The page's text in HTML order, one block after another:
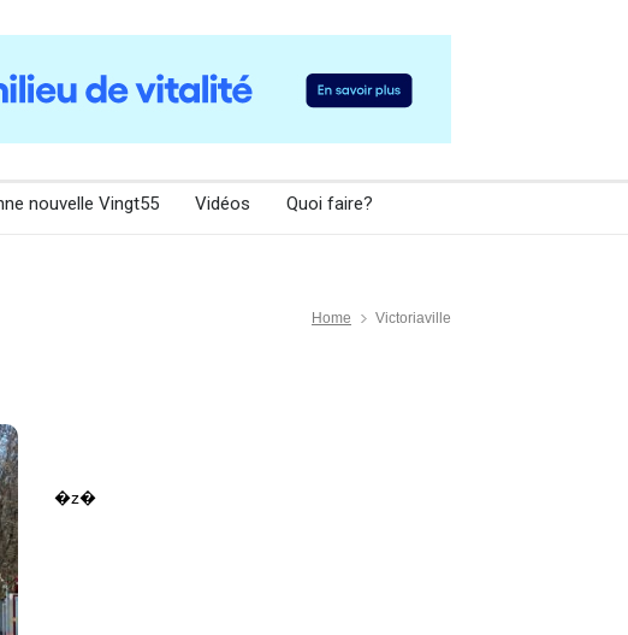
nouvelle Vingt55 Vidéos Quoi faire?
Home Victoriaville
�z�